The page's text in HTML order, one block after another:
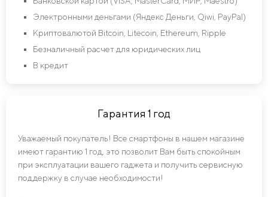
Электронными деньгами (Яндекс Деньги, Qiwi, PayPal)
Криптовалютой Bitcoin, Litecoin, Ethereum, Ripple
Безналичный расчет для юридических лиц
В кредит
Гарантия 1 год
Уважаемый покупатель! Все смартфоны в нашем магазине
имеют гарантию 1 год, это позволит Вам быть спокойным
при эксплуатации вашего гаджета и получить сервисную
поддержку в случае необходимости!